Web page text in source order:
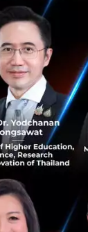
ารเปิดประตูใ
ชากรรุ่นใหม่
ระสบการณ์ย
วมก่อตั้ง
นนักลงทุนเชิง
ลิตภัณฑ์ความง